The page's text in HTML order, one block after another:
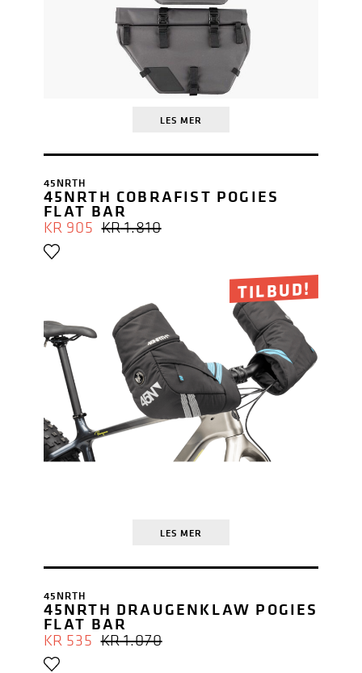
LES MER
TILBUD!
45NRTH
45NRTH COBRAFIST POGIES
FLAT BAR
KR1.810OPPRINNELIG
KR905
NÅVÆRENDE
LES MER
45NRTH
45NRTH DRAUGENKLAW POGIES
FLAT BAR
KR1.070OPPRINNELIG
KR 535
NÅVÆRENDE